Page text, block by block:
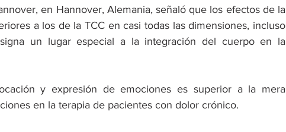
en Hannover, Alemania, señaló que los efectos de la
a los de la TCC en casi todas las dimensiones, incluso
un lugar especial a la integración del cuerpo en la
y expresión de emociones es superior a la mera
en la terapia de pacientes con dolor crónico.